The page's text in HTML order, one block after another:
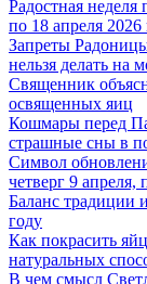
Радостная неделя
по 18 апреля 2026
Запреты
нельзя делать на
Священник
освященных яиц
Кошмары перед
страшные сны в
Символ
четверг 9
Баланс традиции
году
Как покрасить
натуральных
В чем смысл